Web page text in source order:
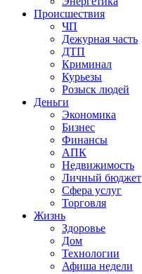
Происшествия
ЧП
Дежурная часть
ДТП
Криминал
Курьезы
Розыск людей
Деньги
Экономика
Бизнес
Финансы
АПК
Недвижимость
Личный бюджет
Сфера услуг
Торговля
Жизнь
Здоровье
Дом
Технологии
Афиша недели